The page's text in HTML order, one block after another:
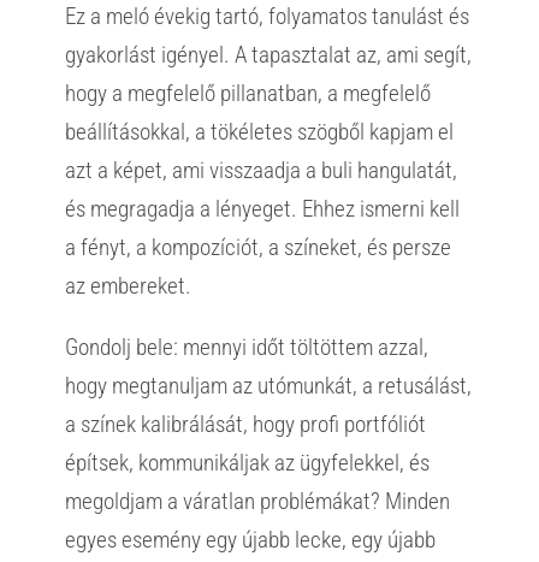
Ez a meló évekig tartó, folyamatos tanulást és
gyakorlást igényel. A tapasztalat az, ami segít,
hogy a megfelelő pillanatban, a megfelelő
beállításokkal, a tökéletes szögből kapjam el
azt a képet, ami visszaadja a buli hangulatát,
és megragadja a lényeget. Ehhez ismerni kell
a fényt, a kompozíciót, a színeket, és persze
az embereket.
Gondolj bele: mennyi időt töltöttem azzal,
hogy megtanuljam az utómunkát, a retusálást,
a színek kalibrálását, hogy profi portfóliót
építsek, kommunikáljak az ügyfelekkel, és
megoldjam a váratlan problémákat? Minden
egyes esemény egy újabb lecke, egy újabb